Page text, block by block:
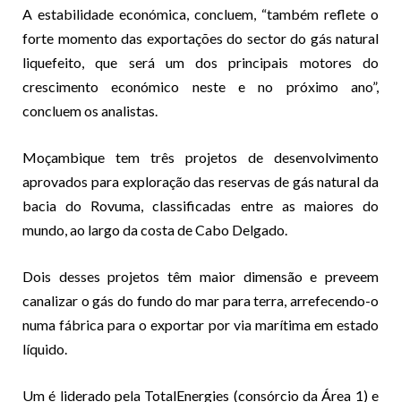
A estabilidade económica, concluem, “também reflete o
forte momento das exportações do sector do gás natural
liquefeito, que será um dos principais motores do
crescimento económico neste e no próximo ano”,
concluem os analistas.
Moçambique tem três projetos de desenvolvimento
aprovados para exploração das reservas de gás natural da
bacia do Rovuma, classificadas entre as maiores do
mundo, ao largo da costa de Cabo Delgado.
Dois desses projetos têm maior dimensão e preveem
canalizar o gás do fundo do mar para terra, arrefecendo-o
numa fábrica para o exportar por via marítima em estado
líquido.
Um é liderado pela TotalEnergies (consórcio da Área 1) e